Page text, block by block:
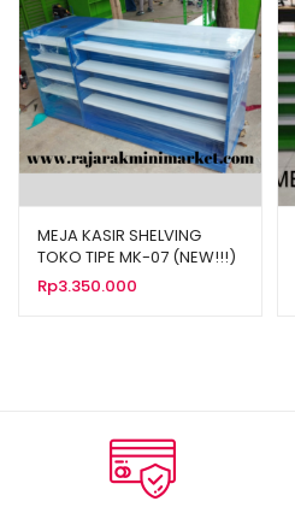
MEJA KASIR SHELVING
TOKO TIPE MK-07 (NEW!!!)
Rp3.350.000